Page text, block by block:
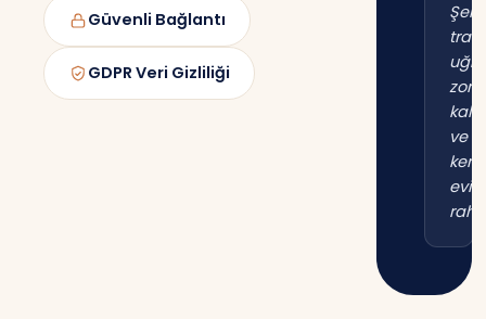
Güvenli Bağlantı
GDPR Veri Gizliliği
ve